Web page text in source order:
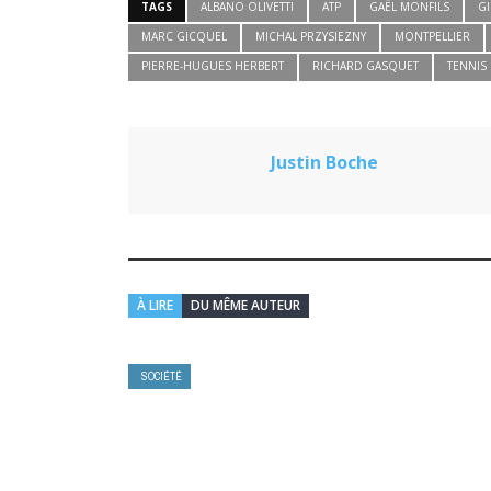
TAGS ALBANO OLIVETTI ATP GAËL MONFILS
MARC GICQUEL
MICHAL PRZYSIEZNY MONTPELLIER
PIERRE-HUGUES HERBERT
RICHARD GASQUET TENNIS
Justin Boche
À LIRE DU MÊME AUTEUR
SOCIÉTÉ